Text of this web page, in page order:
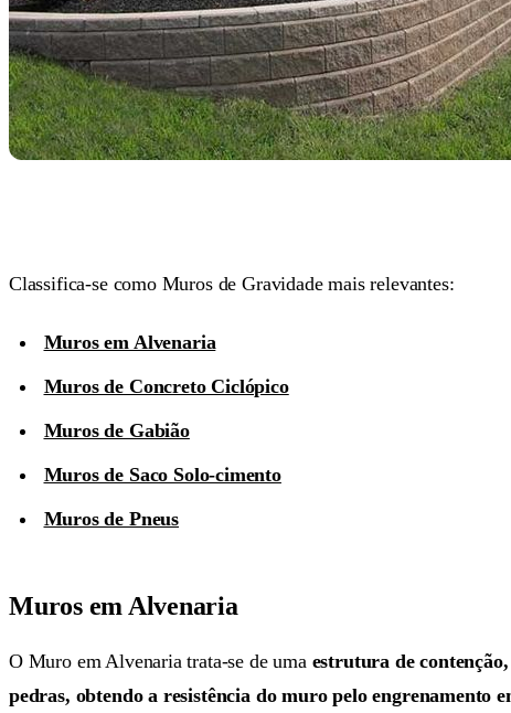
Classifica-se como Muros de Gravidade mais relevantes:
Muros em Alvenaria
Muros de Concreto Ciclópico
Muros de Gabião
Muros de Saco Solo-cimento
Muros de Pneus
Muros em Alvenaria
O Muro em Alvenaria trata-se de uma estrutura de
pedras, obtendo a resistência do muro pelo engrenamento